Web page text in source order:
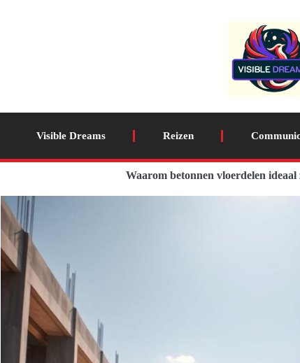
Visible Dreams Reizen
Waarom betonnen vloerdelen